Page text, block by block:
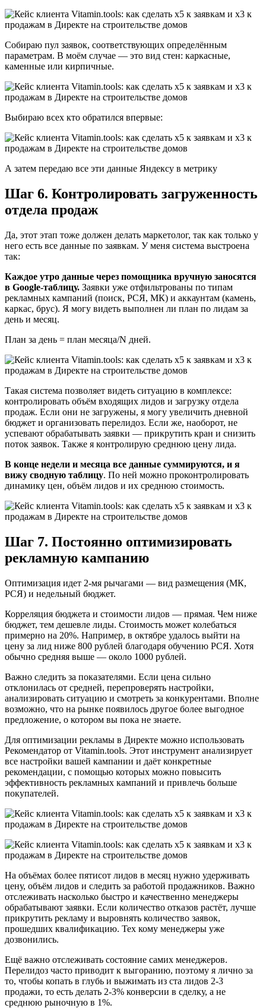
Собираю пул заявок, соответствующих определённым
параметрам. В моём случае — это вид стен: каркасные,
каменные или кирпичные.
Выбираю всех кто обратился впервые:
А затем передаю все эти данные Яндексу в метрику
Шаг 6. Контролировать загруженность
отдела продаж
Да, этот этап тоже должен делать маркетолог, так как только у
него есть все данные по заявкам. У меня система выстроена
так:
Каждое утро данные через помощника вручную заносятся
в Google-таблицу. Заявки уже отфильтрованы по типам
рекламных кампаний (поиск, РСЯ, МК) и аккаунтам (камень,
каркас, брус). Я могу видеть выполнен ли план по лидам за
день и месяц.
План за день = план месяца/N дней.
Такая система позволяет видеть ситуацию в комплексе:
контролировать объём входящих лидов и загрузку отдела
продаж. Если они не загружены, я могу увеличить дневной
бюджет и организовать перелидоз. Если же, наоборот, не
успевают обрабатывать заявки — прикрутить кран и снизить
поток заявок. Также я контролирую среднюю цену лида.
В конце недели и месяца все данные суммируются, и я
вижу сводную таблицу. По ней можно проконтролировать
динамику цен, объём лидов и их среднюю стоимость.
Шаг 7. Постоянно оптимизировать
рекламную кампанию
Оптимизация идет 2-мя рычагами — вид размещения (МК,
РСЯ) и недельный бюджет.
Корреляция бюджета и стоимости лидов — прямая. Чем ниже
бюджет, тем дешевле лиды. Стоимость может колебаться
примерно на 20%. Например, в октябре удалось выйти на
цену за лид ниже 800 рублей благодаря обучению РСЯ. Хотя
обычно средняя выше — около 1000 рублей.
Важно следить за показателями. Если цена сильно
отклонилась от средней, перепроверять настройки,
анализировать ситуацию и смотреть за конкурентами. Вполне
возможно, что на рынке появилось другое более выгодное
предложение, о котором вы пока не знаете.
Для оптимизации рекламы в Директе можно использовать
Рекомендатор от Vitamin.tools. Этот инструмент анализирует
все настройки вашей кампании и даёт конкретные
рекомендации, с помощью которых можно повысить
эффективность рекламных кампаний и привлечь больше
покупателей.
На объёмах более пятисот лидов в месяц нужно удерживать
цену, объём лидов и следить за работой продажников. Важно
отслеживать насколько быстро и качественно менеджеры
обрабатывают заявки. Если количество отказов растёт, лучше
прикрутить рекламу и выровнять количество заявок,
прошедших квалификацию. Тех кому менеджеры уже
дозвонились.
Ещё важно отслеживать состояние самих менеджеров.
Перелидоз часто приводит к выгоранию, поэтому я лично за
то, чтобы копать в глубь и выжимать из ста лидов 2-3
продажи, то есть делать 2-3% конверсии в сделку, а не
среднюю рыночную в 1%.